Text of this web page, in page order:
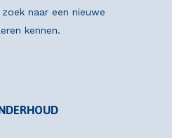
naar een nieuwe
kennen.